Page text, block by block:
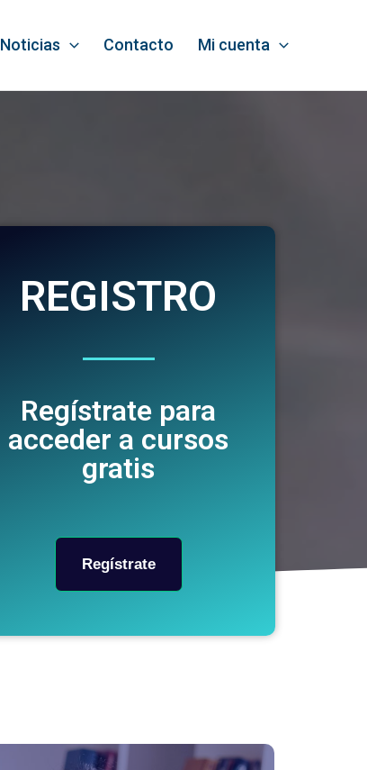
Noticias Contacto Mi cuenta
REGISTRO
Regístrate para
acceder a cursos
gratis
Regístrate